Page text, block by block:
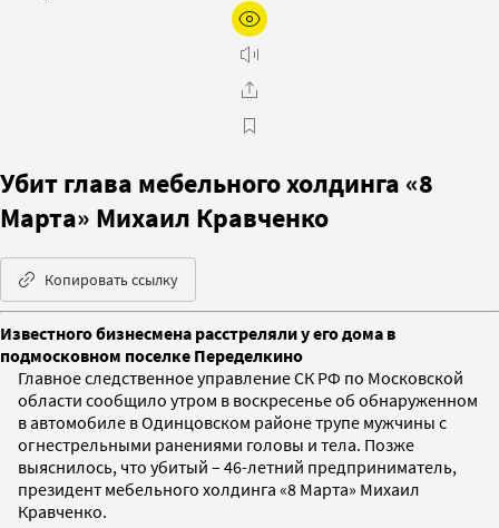
Убит глава мебельного холдинга «8
Марта» Михаил Кравченко
Копировать ссылку
Известного бизнесмена расстреляли у его дома в
подмосковном поселке Переделкино
Главное следственное управление СК РФ по Московской
области сообщило утром в воскресенье об обнаруженном
в автомобиле в Одинцовском районе трупе мужчины с
огнестрельными ранениями головы и тела. Позже
выяснилось, что убитый – 46-летний предприниматель,
президент мебельного холдинга «8 Марта» Михаил
Кравченко.